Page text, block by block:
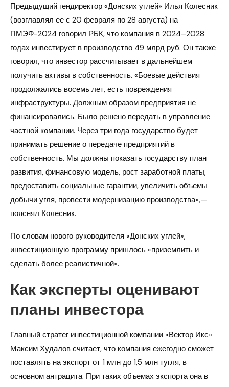
Предыдущий гендиректор «Донских углей» Илья Колесник
(возглавлял ее с 20 февраля по 28 августа) на
ПМЭФ-2024 говорил РБК, что компания в 2024–2028
годах инвестирует в производство 49 млрд руб. Он также
говорил, что инвестор рассчитывает в дальнейшем
получить активы в собственность. «Боевые действия
продолжались восемь лет, есть повреждения
инфраструктуры. Должным образом предприятия не
финансировались. Было решено передать в управление
частной компании. Через три года государство будет
принимать решение о передаче предприятий в
собственность. Мы должны показать государству план
развития, финансовую модель, рост заработной платы,
предоставить социальные гарантии, увеличить объемы
добычи угля, провести модернизацию производства»,—
пояснял Колесник.
По словам нового руководителя «Донских углей»,
инвестиционную программу пришлось «приземлить и
сделать более реалистичной».
Как эксперты оценивают
планы инвестора
Главный стратег инвестиционной компании «Вектор Икс»
Максим Худалов считает, что компания ежегодно сможет
поставлять на экспорт от 1 млн до 1,5 млн тугля, в
основном антрацита. При таких объемах экспорта она в